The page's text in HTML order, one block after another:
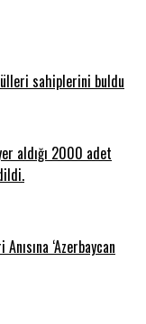
sahiplerini buldu
aldığı 2000 adet
‘Azerbaycan